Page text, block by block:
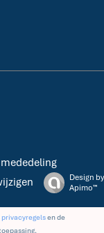
Design by
Apimo™
privacyregelsen de